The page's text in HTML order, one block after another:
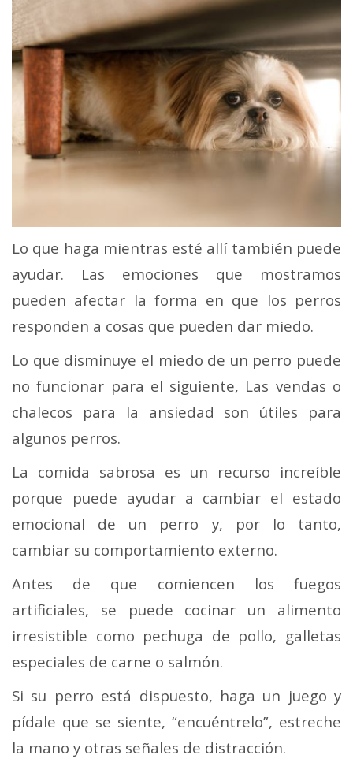
Lo que haga mientras esté allí también puede
ayudar. Las emociones que mostramos
pueden afectar la forma en que los perros
responden a cosas que pueden dar miedo.
Lo que disminuye el miedo de un perro puede
no funcionar para el siguiente, Las vendas o
chalecos para la ansiedad son útiles para
algunos perros.
La comida sabrosa es un recurso increíble
porque puede ayudar a cambiar el estado
emocional de un perro y, por lo tanto,
cambiar su comportamiento externo.
Antes de que comiencen los fuegos
artificiales, se puede cocinar un alimento
irresistible como pechuga de pollo, galletas
especiales de carne o salmón.
Si su perro está dispuesto, haga un juego y
pídale que se siente, “encuéntrelo”, estreche
la mano y otras señales de distracción.